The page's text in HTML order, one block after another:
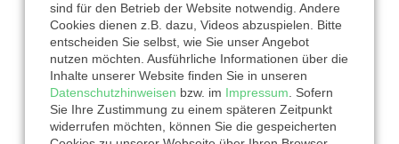
sind für den Betrieb der Website notwendig. Andere
Cookies dienen z.B. dazu, Videos abzuspielen. Bitte
entscheiden Sie selbst, wie Sie unser Angebot
nutzen möchten. Ausführliche Informationen über die
Inhalte unserer Website finden Sie in unseren
Datenschutzhinweisen bzw. im Impressum . Sofern
Sie Ihre Zustimmung zu einem späteren Zeitpunkt
widerrufen möchten, können Sie die gespeicherten